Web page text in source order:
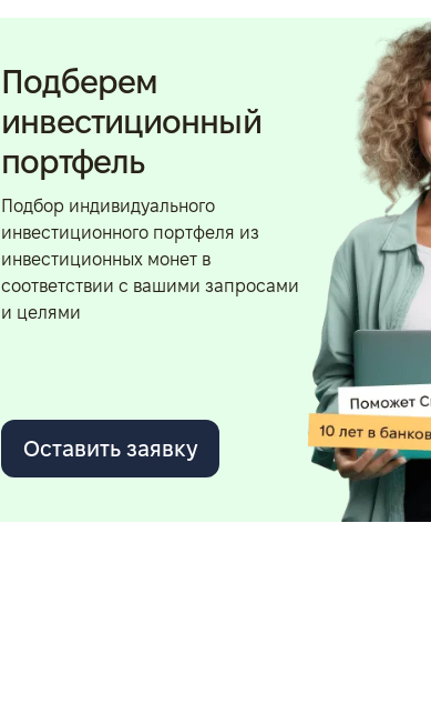
Подберем
инвестиционный
портфель
Подбор индивидуального
инвестиционного портфеля из
инвестиционных монет в
соответствии с вашими запросами
и целями
Оставить заявку